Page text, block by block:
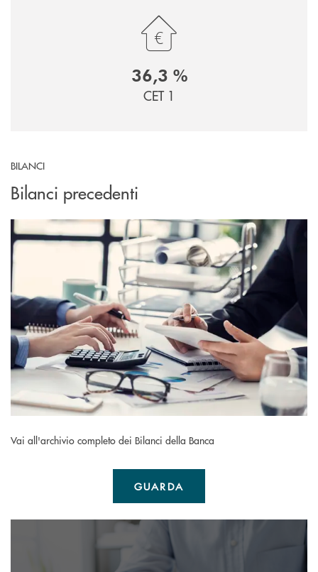
36,3 %
CET 1
BILANCI
Bilanci precedenti
Vai all'archivio completo dei Bilanci della Banca
GUARDA